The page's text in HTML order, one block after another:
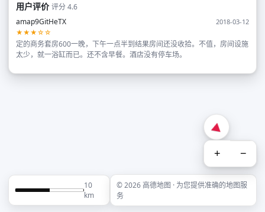
用户评价评分 4.6
amap9GitHeTX
2018-03-12
★★★☆☆
定的商务套房600一晚，下午一点半到结果房间还没收拾。不值，房间设施
太少，就一浴缸而已。还不含早餐。酒店没有停车场。
+ −
10
km
© 2026 高德地图 · 为您提供准确的地图服
务